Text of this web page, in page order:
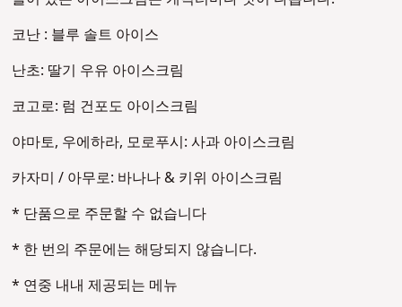
코난 : 블루 솔트 아이스
난초: 딸기 우유 아이스크림
코고로: 럼 건포도 아이스크림
야마토, 우에하라, 모로푸시: 사과 아이스크림
카자미 / 아무로: 바나나 & 키위 아이스크림
* 단품으로 주문할 수 없습니다
* 한 번의 주문에는 해당되지 않습니다.
* 연중 내내 제공되는 메뉴